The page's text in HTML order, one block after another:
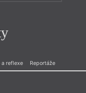
a reflexe Reportáže